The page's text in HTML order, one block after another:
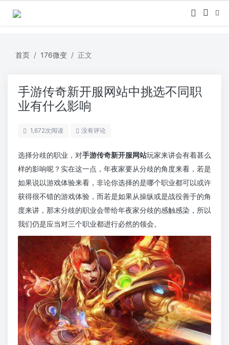
首页 176微变 正文
手游传奇新开服网站中挑选不同职
业有什么影响
1,672次阅读 没有评论
选择分歧的职业，对手游传奇新开服网站玩家来讲会有着甚么
样的影响呢？实在这一点，年夜家要从分歧的角度来看，若是
如果说以游戏体验来看，非论你选择的是哪个职业都可以或许
获得很不错的游戏体验，而若是如果从操纵或是战役善于的角
度来讲，那末分歧的职业会带给年夜家分歧的感触感染，所以
我们仍是应当对三个职业都进行必然的领会。